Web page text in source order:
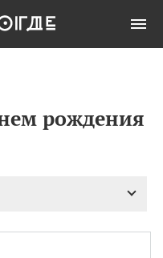
рождения
День памяти
великомученика и
Николая Чудотворца
День полета на